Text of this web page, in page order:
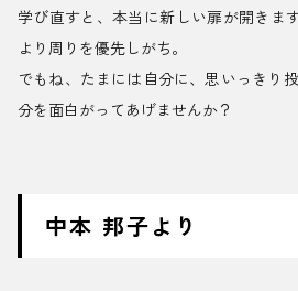
学び直すと、本当に新しい扉が開きま
より周りを優先しがち。
でもね、たまには自分に、思いっきり
分を面白がってあげませんか？
中本 邦子より